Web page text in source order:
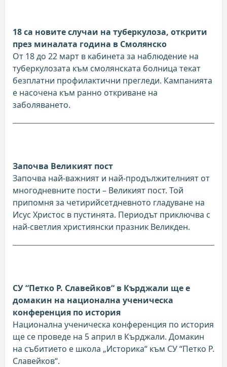
18 са новите случаи на туберкулоза, открити
през миналата година в Смолянско
От 18 до 22 март в кабинета за наблюдение на
туберкулозата към смолянската болница текат
безплатни профилактични прегледи. Кампанията
е насочена към ранно откриване на
заболяването.
Започва Великият пост
Започва най-важният и най-продължителният от
многодневните пости – Великият пост. Той
припомня за четирийсетдневното гладуване на
Исус Христос в пустинята. Периодът приключва с
най-светлия християнски празник Великден.
СУ “Петко Р. Славейков“ в Кърджали ще е
домакин на национална ученическа
конференция по история
Национална ученическа конференция по история
ще се проведе на 5 април в Кърджали. Домакин
на събитието е школа „Историка“ към СУ “Петко Р.
Славейков“.